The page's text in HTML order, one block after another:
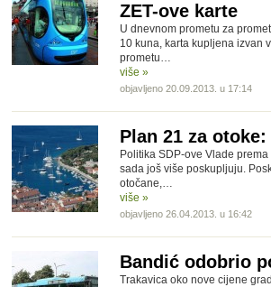
ZET-ove karte
U dnevnom prometu za
10 kuna, karta kupljena izvan
prometu…
više »
objavljeno 20.09.2013. u 17:14
Plan 21 za
Politika SDP-ove Vlade
sada još više poskupljuju.
otočane,…
više »
objavljeno 26.04.2013. u 16:42
Bandić odobrio
Trakavica oko nove cijene